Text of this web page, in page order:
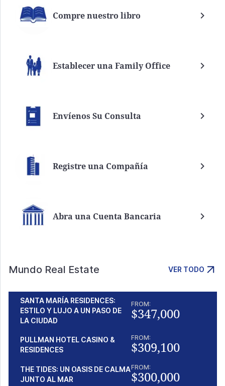
Compre nuestro libro
Establecer una Family Office
Envíenos Su Consulta
Registre una Compañía
Abra una Cuenta Bancaria
Mundo Real Estate VER TODO
SANTA MARÍA RESIDENCES:
ESTILO Y LUJO A UN PASO DE
LA CIUDAD
FROM:
$347,000
PULLMAN HOTEL CASINO &
RESIDENCES
FROM:
$309,100
THE TIDES: UN OASIS DE CALMA
JUNTO AL MAR
FROM:
$300,000